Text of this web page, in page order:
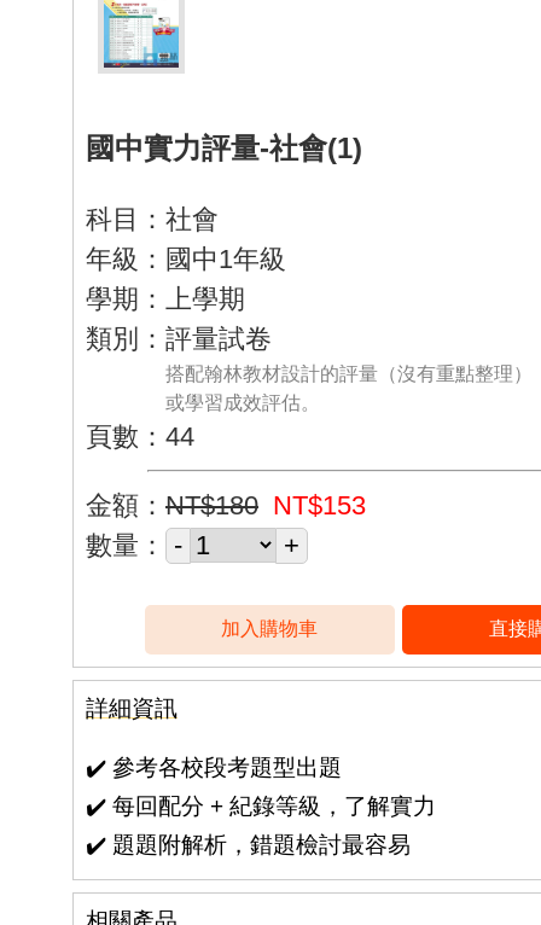
國中實力評量-社會(1)
科目：社會
年級：國中1年級
學期：上學期
類別：評量試卷
搭配翰林教材設計的評量（沒有重點整理）
或學習成效評估。
頁數：44
金額： NT$180 NT$153
數量：
詳細資訊
✔️ 參考各校段考題型出題
✔️ 每回配分 + 紀錄等級，了解實力
✔️ 題題附解析，錯題檢討最容易